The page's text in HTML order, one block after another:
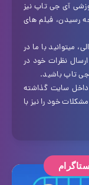
آی جی تاپ نیز
رسیدن، فیلم های
میتوانید با ما در
نظرات خود در
جی تاپ باشید.
داخل سایت گذاشته
مشکلات خود را نیز با